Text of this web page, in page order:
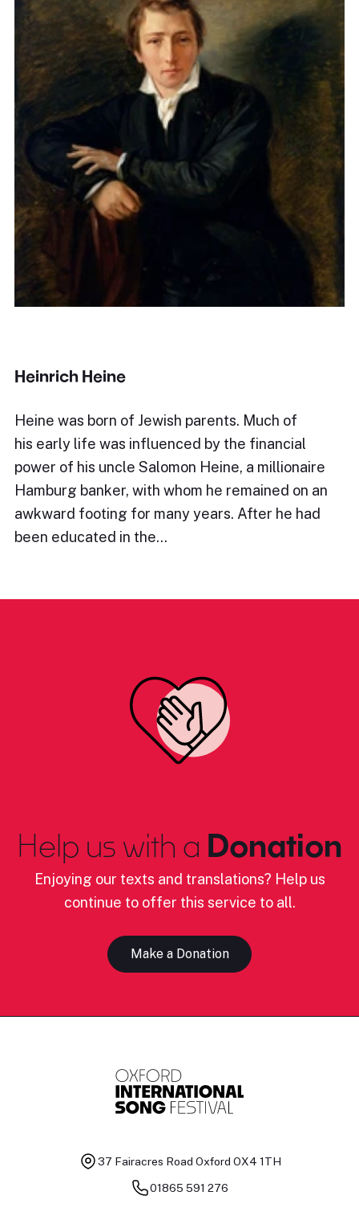
Heinrich Heine
Heine was born of Jewish parents. Much of
his early life was influenced by the financial
power of his uncle Salomon Heine, a millionaire
Hamburg banker, with whom he remained on an
awkward footing for many years. After he had
been educated in the…
Help us with a Donation
Enjoying our texts and translations? Help us
continue to offer this service to all.
Make a Donation
37 Fairacres Road Oxford OX4 1TH
01865 591 276